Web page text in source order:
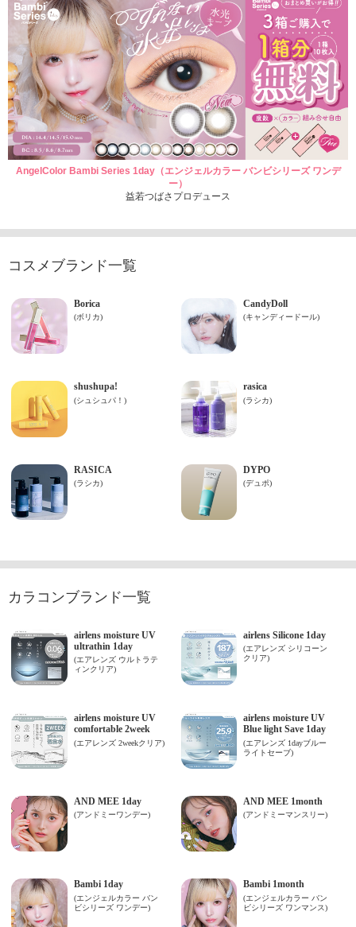
AngelColor Bambi Series 1day（エンジェルカラー バンビシリーズ ワンデ
ー）
益若つばさプロデュース
コスメブランド一覧
カラコンブランド一覧